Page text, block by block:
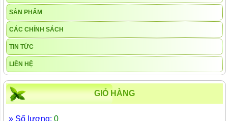
SẢN PHẨM
CÁC CHÍNH SÁCH
TIN TỨC
LIÊN HỆ
GIỎ HÀNG
» Số lượng: 0